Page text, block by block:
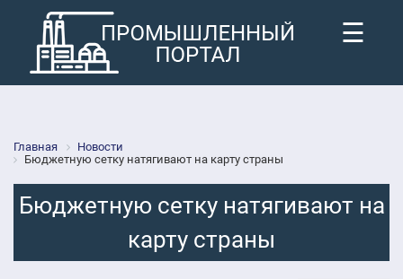
☰
Главная
Новости
Бюджетную сетку натягивают на карту страны
Бюджетную сетку натягивают на
карту страны